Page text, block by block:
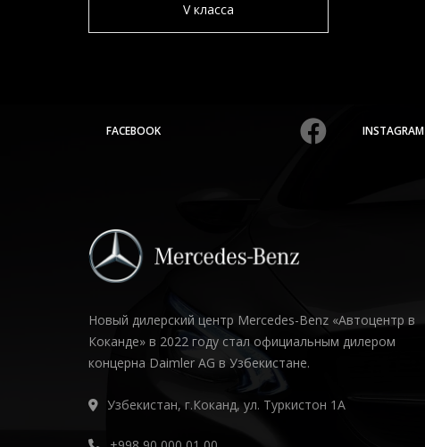
V класса
FACEBOOK INSTAGRAM
Новый дилерский центр Mercedes-Benz «Автоцентр в
Коканде» в 2022 году стал официальным дилером
концерна Daimler AG в Узбекистане.
Узбекистан, г.Коканд, ул. Туркистон 1А